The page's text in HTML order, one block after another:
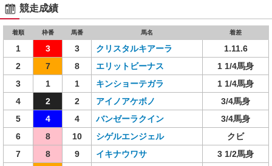
競走成績
着順 枠番 馬番 馬名 着差
1 3 3 クリスタルキアーラ
1.11.6
2
7 8 エリットビーナス
1 1/4馬身
3
1 1 キンショーテガラ
1 1/4馬身
4
2 2 アイノアケボノ
3/4馬身
5
4 4 バンゼーラクイン
3/4馬身
6
8 10 シゲルエンジェル
クビ
7
8 9 イキナウワサ
3 1/2馬身